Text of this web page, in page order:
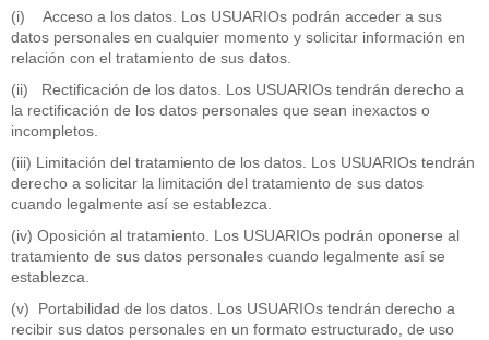
(i) Acceso a los datos. Los USUARIOs podrán acceder a sus
datos personales en cualquier momento y solicitar información en
relación con el tratamiento de sus datos.
(ii) Rectificación de los datos. Los USUARIOs tendrán derecho a
la rectificación de los datos personales que sean inexactos o
incompletos.
(iii) Limitación del tratamiento de los datos. Los USUARIOs tendrán
derecho a solicitar la limitación del tratamiento de sus datos
cuando legalmente así se establezca.
(iv) Oposición al tratamiento. Los USUARIOs podrán oponerse al
tratamiento de sus datos personales cuando legalmente así se
establezca.
(v) Portabilidad de los datos. Los USUARIOs tendrán derecho a
recibir sus datos personales en un formato estructurado, de uso